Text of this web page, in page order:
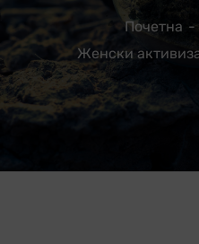
Почетна
Женски